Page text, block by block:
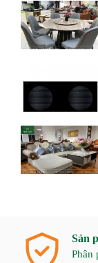
Sản
Phân